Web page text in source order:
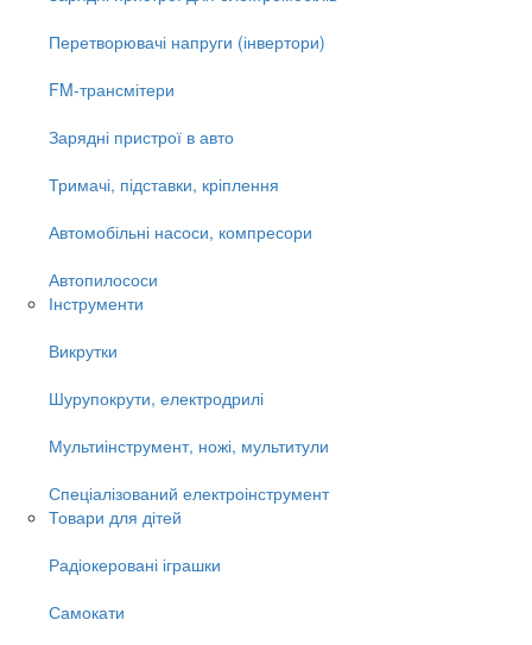
Перетворювачі напруги (інвертори)
FM-трансмітери
Зарядні пристрої в авто
Тримачі, підставки, кріплення
Автомобільні насоси, компресори
Автопилососи
Інструменти
Викрутки
Шурупокрути, електродрилі
Мультиінструмент, ножі, мультитули
Спеціалізований електроінструмент
Товари для дітей
Радіокеровані іграшки
Самокати